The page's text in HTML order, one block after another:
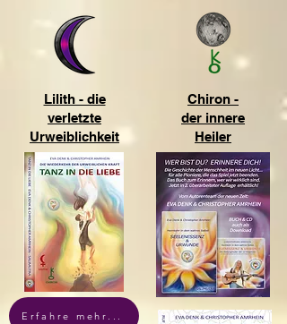
Lilith - die
verletzte
Urweiblichkeit
Erfahre mehr...
Chiron -
der innere
Heiler